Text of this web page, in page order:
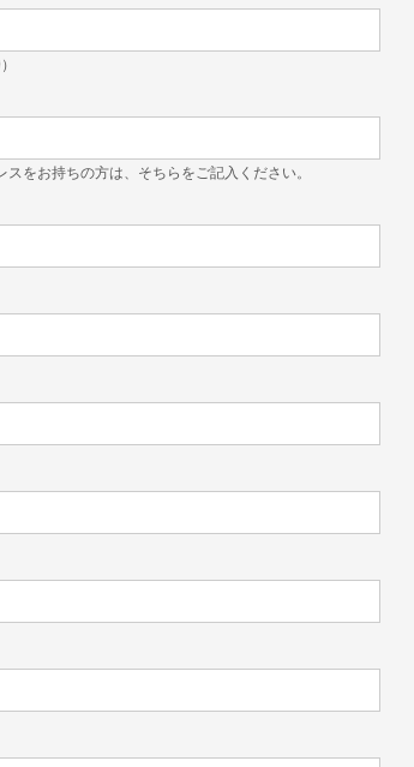
をお持ちの方は、そちらをご記入ください。